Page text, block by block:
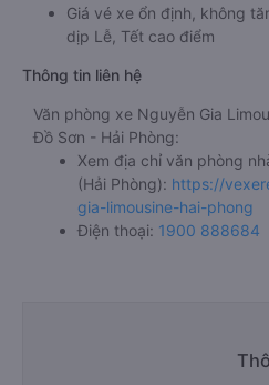
Giá vé xe ổn định, không
dịp Lễ, Tết cao điểm
Thông tin liên hệ
Văn phòng xe Nguyễn Gia
Đồ Sơn - Hải Phòng:
Xem địa chỉ văn phòng
(Hải Phòng): https://
gia-limousine-hai-phong
Điện thoại: 1900 888684